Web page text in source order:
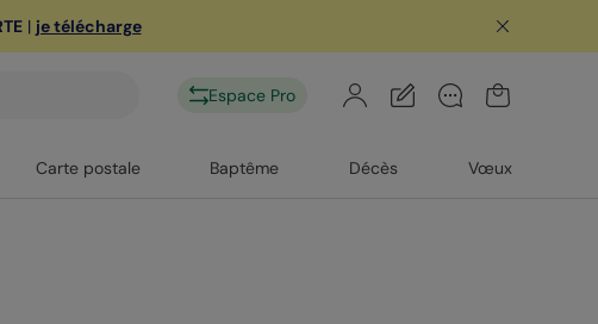
| je télécharge
Espace Pro
Carte postale Baptême Décès Vœux